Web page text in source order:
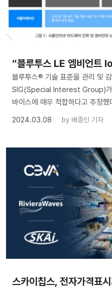
“블루투스 LE 엠비언트
블루투스® 기술 표준을 관리 및
SIG(Special Interest Group)가
바이스에 매우 적합하다고 주장했
2024.03.08
by 배종인 기자
스카이칩스, 전자가격표